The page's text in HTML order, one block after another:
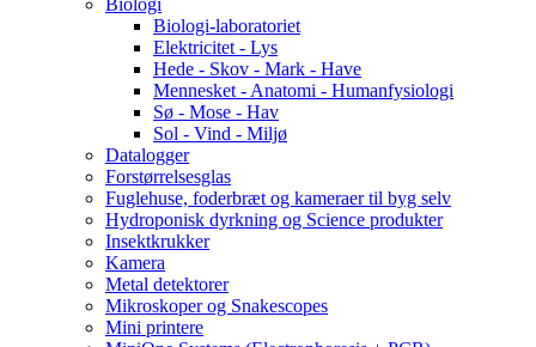
Biologi
Biologi-laboratoriet
Elektricitet - Lys
Hede - Skov - Mark - Have
Mennesket - Anatomi - Humanfysiologi
Sø - Mose - Hav
Sol - Vind - Miljø
Datalogger
Forstørrelsesglas
Fuglehuse, foderbræt og kameraer til byg selv
Hydroponisk dyrkning og Science produkter
Insektkrukker
Kamera
Metal detektorer
Mikroskoper og Snakescopes
Mini printere